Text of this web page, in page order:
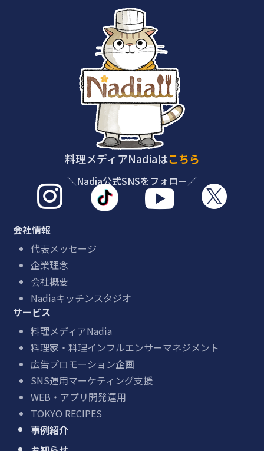
料理メディアNadiaはこちら
＼Nadia公式SNSをフォロー／
  
会社情報
代表メッセージ
企業理念
会社概要
Nadiaキッチンスタジオ
サービス
料理メディアNadia
料理家・料理インフルエンサーマネジメント
広告プロモーション企画
SNS運用マーケティング支援
WEB・アプリ開発運用
TOKYO RECIPES
事例紹介